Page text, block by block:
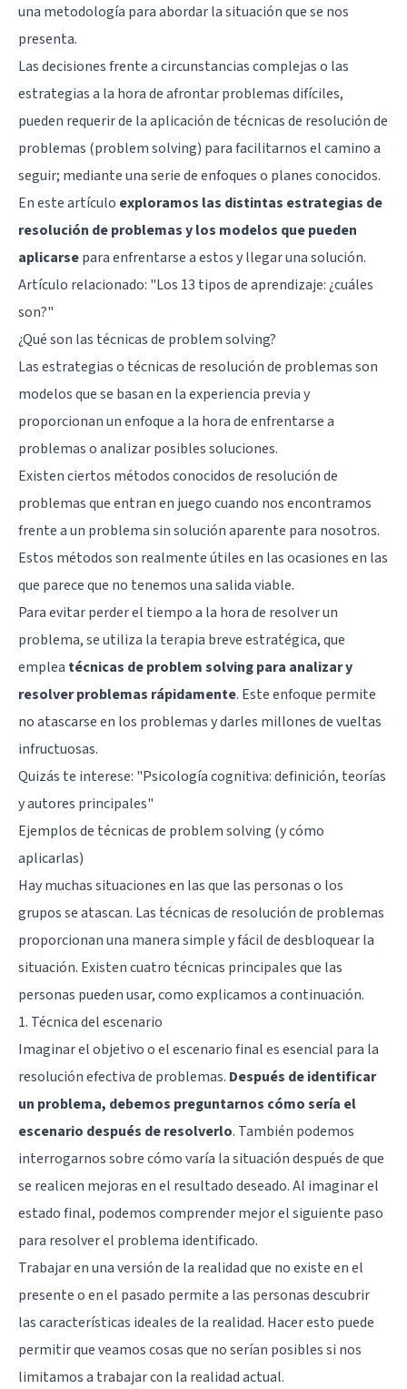
una metodología para abordar la situación que se nos
presenta.
Las decisiones frente a circunstancias complejas o las
estrategias a la hora de afrontar problemas difíciles,
pueden requerir de la aplicación de técnicas de resolución de
problemas (problem solving) para facilitarnos el camino a
seguir; mediante una serie de enfoques o planes conocidos.
En este artículo exploramos las distintas estrategias de
resolución de problemas y los modelos que pueden
aplicarsepara enfrentarse a estos y llegar una solución.
Artículo relacionado: "Los 13 tipos de aprendizaje: ¿cuáles
son?"
¿Qué son las técnicas de problem solving?
Las estrategias o técnicas de resolución de problemas son
modelos que se basan en la experiencia previa y
proporcionan un enfoque a la hora de enfrentarse a
problemas o analizar posibles soluciones.
Existen ciertos métodos conocidos de resolución de
problemas que entran en juego cuando nos encontramos
frente a un problema sin solución aparente para nosotros.
Estos métodos son realmente útiles en las ocasiones en las
que parece que no tenemos una salida viable.
Para evitar perder el tiempo a la hora de resolver un
problema, se utiliza la terapia breve estratégica, que
emplea técnicas de problem solving para analizar y
resolver problemas rápidamente. Este enfoque permite
no atascarse en los problemas y darles millones de vueltas
infructuosas.
Quizás te interese: "Psicología cognitiva: definición, teorías
y autores principales"
Ejemplos de técnicas de problem solving (y cómo
aplicarlas)
Hay muchas situaciones en las que las personas o los
grupos se atascan. Las técnicas de resolución de problemas
proporcionan una manera simple y fácil de desbloquear la
situación. Existen cuatro técnicas principales que las
personas pueden usar, como explicamos a continuación.
1. Técnica del escenario
Imaginar el objetivo o el escenario final es esencial para la
resolución efectiva de problemas. Después de identificar
un problema, debemos preguntarnos cómo sería el
escenario después de resolverlo. También podemos
interrogarnos sobre cómo varía la situación después de que
se realicen mejoras en el resultado deseado. Al imaginar el
estado final, podemos comprender mejor el siguiente paso
para resolver el problema identificado.
Trabajar en una versión de la realidad que no existe en el
presente o en el pasado permite a las personas descubrir
las características ideales de la realidad. Hacer esto puede
permitir que veamos cosas que no serían posibles si nos
limitamos a trabajar con la realidad actual.